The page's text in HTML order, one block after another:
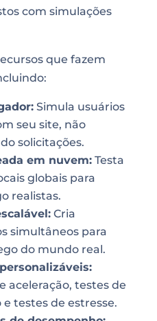
com simulações
que fazem
Simula usuários
seu site, não
solicitações.
em nuvem:Testa
globais para
realistas.
Cria
simultâneos para
do mundo real.
aceleração, testes de
testes de estresse.